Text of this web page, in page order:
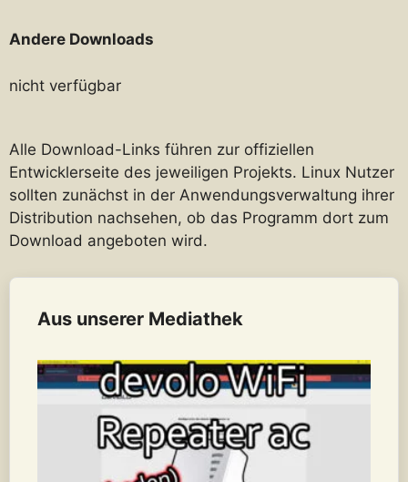
Andere Downloads
nicht verfügbar
Alle Download-Links führen zur offiziellen
Entwicklerseite des jeweiligen Projekts. Linux Nutzer
sollten zunächst in der Anwendungsverwaltung ihrer
Distribution nachsehen, ob das Programm dort zum
Download angeboten wird.
Aus unserer Mediathek